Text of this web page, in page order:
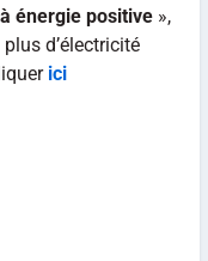
énergie positive»,
d’électricité
ici